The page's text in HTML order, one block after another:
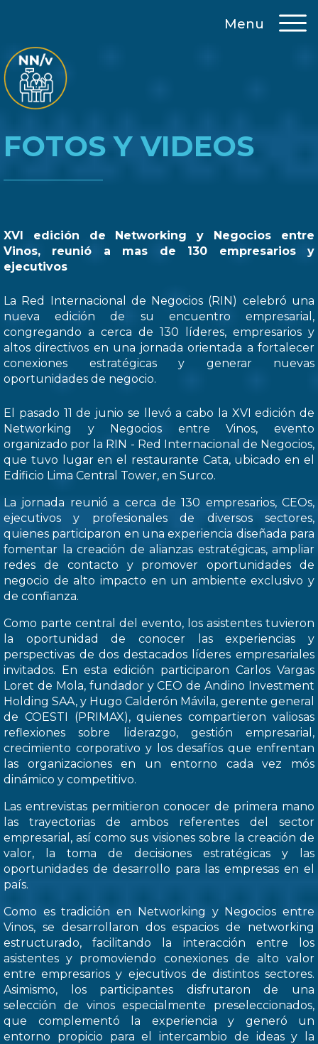
Menu
FOTOS Y VIDEOS
XVI edición de Networking y Negocios entre
Vinos, reunió a mas de 130 empresarios y
ejecutivos
La Red Internacional de Negocios (RIN) celebró una
nueva edición de su encuentro empresarial,
congregando a cerca de 130 líderes, empresarios y
altos directivos en una jornada orientada a fortalecer
conexiones estratégicas y generar nuevas
oportunidades de negocio.
El pasado 11 de junio se llevó a cabo la XVI edición de
Networking y Negocios entre Vinos, evento
organizado por la RIN - Red Internacional de Negocios,
que tuvo lugar en el restaurante Cata, ubicado en el
Edificio Lima Central Tower, en Surco.
La jornada reunió a cerca de 130 empresarios, CEOs,
ejecutivos y profesionales de diversos sectores,
quienes participaron en una experiencia diseñada para
fomentar la creación de alianzas estratégicas, ampliar
redes de contacto y promover oportunidades de
negocio de alto impacto en un ambiente exclusivo y
de confianza.
Como parte central del evento, los asistentes tuvieron
la oportunidad de conocer las experiencias y
perspectivas de dos destacados líderes empresariales
invitados. En esta edición participaron Carlos Vargas
Loret de Mola, fundador y CEO de Andino Investment
Holding SAA, y Hugo Calderón Mávila, gerente general
de COESTI (PRIMAX), quienes compartieron valiosas
reflexiones sobre liderazgo, gestión empresarial,
crecimiento corporativo y los desafíos que enfrentan
las organizaciones en un entorno cada vez mós
dinámico y competitivo.
Las entrevistas permitieron conocer de primera mano
las trayectorias de ambos referentes del sector
empresarial, así como sus visiones sobre la creación de
valor, la toma de decisiones estratégicas y las
oportunidades de desarrollo para las empresas en el
país.
Como es tradición en Networking y Negocios entre
Vinos, se desarrollaron dos espacios de networking
estructurado, facilitando la interacción entre los
asistentes y promoviendo conexiones de alto valor
entre empresarios y ejecutivos de distintos sectores.
Asimismo, los participantes disfrutaron de una
selección de vinos especialmente preseleccionados,
que complementó la experiencia y generó un
entorno propicio para el intercambio de ideas y la